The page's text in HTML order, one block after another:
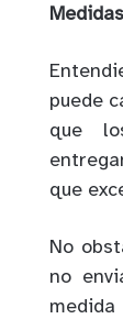
puede
que
que
No
no